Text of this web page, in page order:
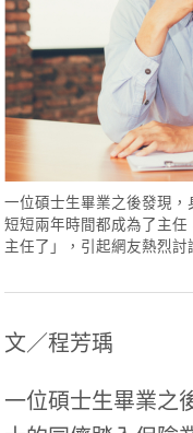
一位碩士生畢業之後發現，
短短兩年時間都成為了主
主任了」，引起網友熱烈
文／程芳瑀
一位碩士生畢業之